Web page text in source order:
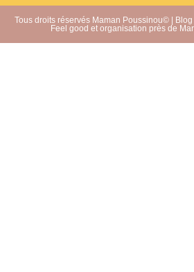
Tous droits réservés Maman Poussinou© |
Feel good et organisation près de